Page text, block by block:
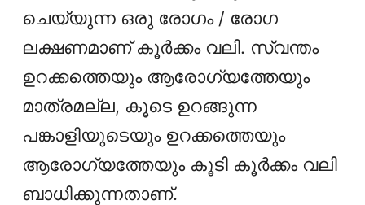
ചെയ്യുന്ന ഒരു രോഗം / രോഗ
ലക്ഷണമാണ് കൂർക്കം വലി. സ്വന്തം
ഉറക്കത്തെയും ആരോഗ്യത്തേയും
മാത്രമല്ല, കൂടെ ഉറങ്ങുന്ന
പങ്കാളിയുടെയും ഉറക്കത്തെയും
ആരോഗ്യത്തേയും കൂടി കൂർക്കം വലി
ബാധിക്കുന്നതാണ്.